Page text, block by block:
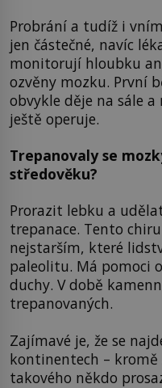
Probrání a tudíž i
jen částečné, navíc
monitorují hloubku
ozvěny mozku. První
obvykle děje na sále
ještě operuje.
Trepanovaly se
středověku?
Prorazit lebku a
trepanace. Tento
nejstarším, které
paleolitu. Má pomoci
duchy. V době
trepanovaných.
Zajímavé je, že se
kontinentech –
takového někdo